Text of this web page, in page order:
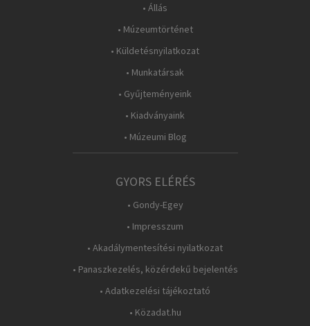
• Állás
• Múzeumtörténet
• Küldetésnyilatkozat
• Munkatársak
• Gyűjteményeink
• Kiadványaink
• Múzeumi Blog
GYORS ELÉRÉS
• Gondy-Egey
• Impresszum
• Akadálymentesítési nyilatkozat
• Panaszkezelés, közérdekű bejelentés
• Adatkezelési tájékoztató
• Közadat.hu